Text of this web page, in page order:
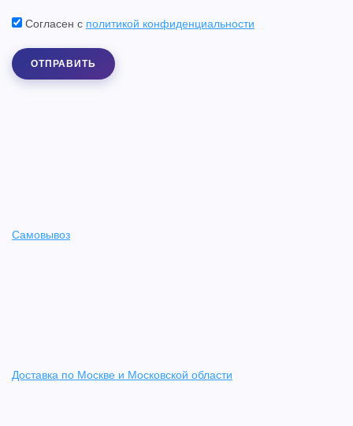
Согласен с политикой конфиденциальности
ОТПРАВИТЬ
Самовывоз
Доставка по Москве и Московской области